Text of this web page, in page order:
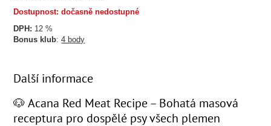
Dostupnost: dočasně nedostupné
DPH: 12 %
Bonus klub:4 body
Další informace
🐶 Acana Red Meat Recipe – Bohatá masová
receptura pro dospělé psy všech plemen